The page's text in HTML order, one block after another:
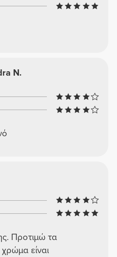
N.
Προτιμώ τα
είναι